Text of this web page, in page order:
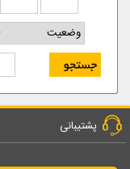
پشتیبانی